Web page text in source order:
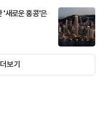
'새로운 홍콩'은
더보기